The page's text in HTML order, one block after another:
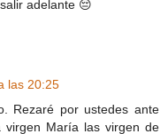
adelante 😔
las 20:25
Rezaré por ustedes ante
María las virgen de